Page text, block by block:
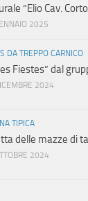
“Elio Cav.
2025
DA TREPPO CARNICO
Fiestes” dal
2024
TIPICA
delle mazze di
2024